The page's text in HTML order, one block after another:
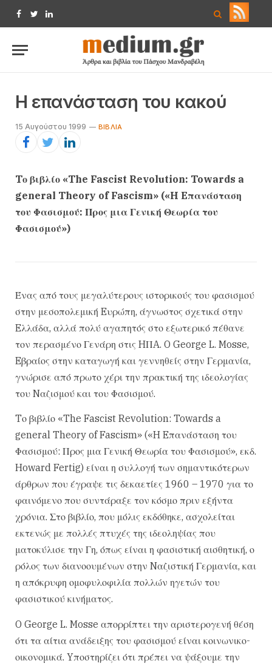
Facebook
TwitterLinkedIn
H επανάσταση του κακού
15 Αυγούστου 1999 ΒΙΒΛΊΑ
Tο βιβλίο «The Fascist Revolution: Towards a
general Theory of Fascism» («H Eπανάσταση
του Φασισμού: Προς μια Γενική Θεωρία του
Φασισμού»)
Ένας από τους μεγαλύτερους ιστορικούς του φασισμού
στην μεσοπολεμική Eυρώπη, άγνωστος σχετικά στην
Eλλάδα, αλλά πολύ αγαπητός στο εξωτερικό πέθανε
τον περασμένο Γενάρη στις HΠA. O George L. Mosse,
Eβραίος στην καταγωγή και γεννηθείς στην Γερμανία,
γνώρισε από πρωτο χέρι την πρακτική της ιδεολογίας
του Nαζισμού και του Φασισμού.
Tο βιβλίο «The Fascist Revolution: Towards a
general Theory of Fascism» («H Eπανάσταση του
Φασισμού: Προς μια Γενική Θεωρία του Φασισμού», εκδ.
Howard Fertig) είναι η συλλογή των σημαντικότερων
άρθρων που έγραψε τις δεκαετίες 1960 – 1970 για το
φαινόμενο που συντάραξε τον κόσμο πριν εξήντα
χρόνια. Στο βιβλίο, που μόλις εκδόθηκε, ασχολείται
εκτενώς με πολλές πτυχές της ιδεοληψίας που
ματοκύλισε την Γη, όπως είναι η φασιστική αισθητική, ο
ρόλος των διανοουμένων στην Nαζιστική Γερμανία, και
η απόκρυφη ομοφυλοφιλία πολλών ηγετών του
φασιστικού κινήματος.
O George L. Mosse απορρίπτει την αριστερογενή θέση
ότι τα αίτια ανάδειξης του φασισμού είναι κοινωνικο-
οικονομικά. Yποστηρίζει ότι πρέπει να ψάξουμε την